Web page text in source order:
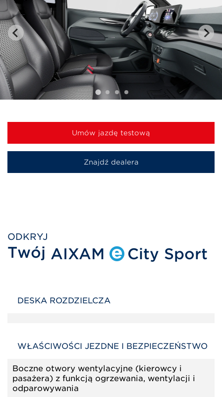
Umów jazdę testową
Znajdź dealera
ODKRYJ
Twój AIXAM City Sport
DESKA ROZDZIELCZA
WŁAŚCIWOŚCI JEZDNE I BEZPIECZEŃSTWO
Boczne otwory wentylacyjne (kierowcy i
pasażera) z funkcją ogrzewania, wentylacji i
odparowywania